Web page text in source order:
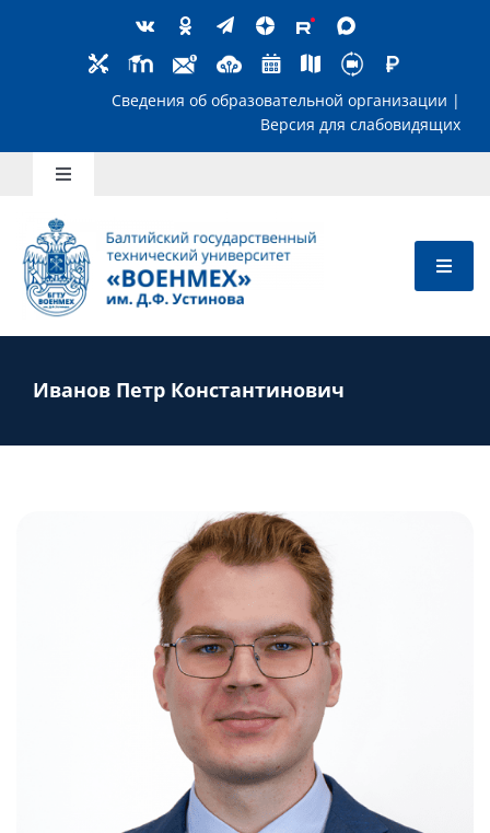
Сведения об образовательной
Toggle
Школьникам
Абитуриентам
Преподавателям
Иванов Петр Константинович